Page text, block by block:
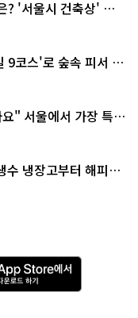
? '서울시 건축상' 수
9코스'로 숲속 피서 떠
" 서울에서 가장 특별
수 냉장고부터 해피소
A
p
p